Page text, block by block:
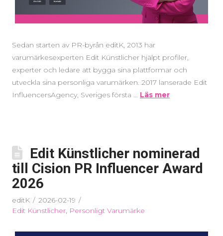
Sedan starten av PR-byrån editK, 2013 har
varumärkesexperten Edit Künstlicher hjälpt profiler,
experter och ledare att bygga sina plattformar och
utveckla sina personliga varumärken. 2017 lanserade Edit
InfluencersAgency, Sveriges första … Läs mer
Edit Künstlicher nominerad
till Cision PR Influencer Award
2026
editK
2026-02-19
Edit Künstlicher, Personligt Varumärke